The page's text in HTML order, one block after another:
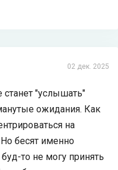
02 дек. 2025
"услышать"
ожидания. Как
на
бесят именно
то не могу принять